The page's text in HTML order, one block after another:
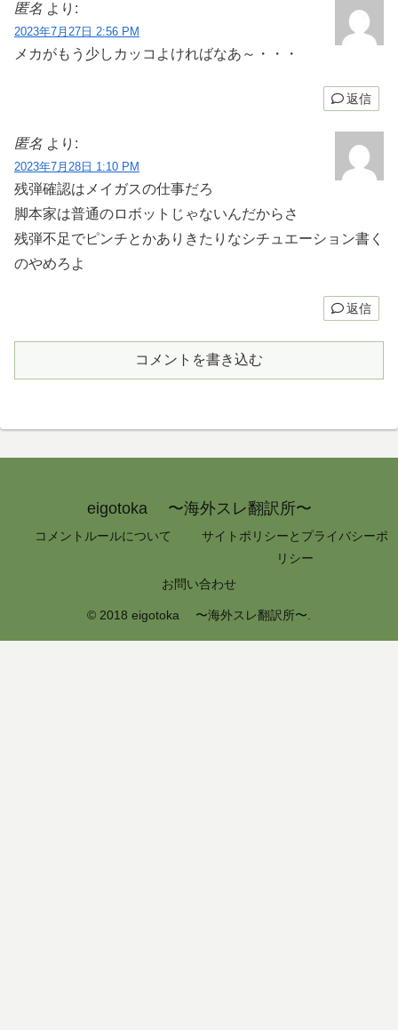
匿名 より:
2023年7月27日 2:56 PM
メカがもう少しカッコよければなあ～・・・
返信
匿名 より:
2023年7月28日 1:10 PM
残弾確認はメイガスの仕事だろ
脚本家は普通のロボットじゃないんだからさ
残弾不足でピンチとかありきたりなシチュエーション書く
のやめろよ
返信
コメントを書き込む
eigotoka 〜海外スレ翻訳所〜
コメントルールについて
サイトポリシーとプライバシーポ
リシー
お問い合わせ
© 2018 eigotoka 〜海外スレ翻訳所〜.